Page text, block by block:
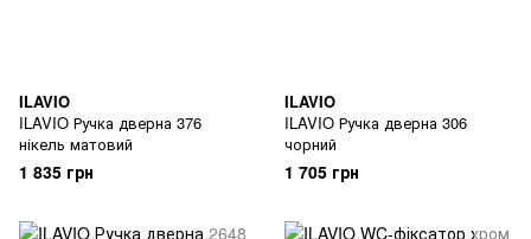
ILAVIO
ILAVIO Ручка дверна 376
нікель матовий
1 835 грн
ILAVIO
ILAVIO Ручка дверна 306
чорний
1 705 грн